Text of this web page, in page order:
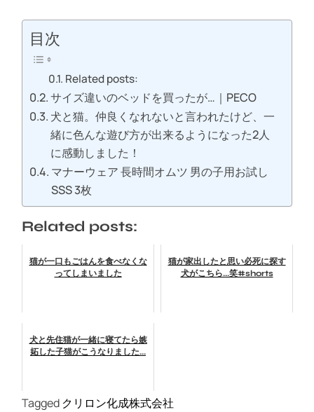
目次
Related posts:
サイズ違いのベッドを買ったが…｜PECO
犬と猫。仲良くなれないと言われたけど、一
緒に色んな遊び方が出来るようになった2人
に感動しました！
マナーウェア 長時間オムツ 男の子用お試し
SSS 3枚
Related posts:
猫が一口もごはんを食べなくな
ってしまいました
猫が家出したと思い必死に探す
犬がこちら...笑#shorts
犬と先住猫が一緒に寝てたら嫉
妬した子猫がこうなりました...
Tagged クリロン化成株式会社